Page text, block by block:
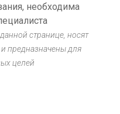
необходима
странице, носят
предназначены для
целей